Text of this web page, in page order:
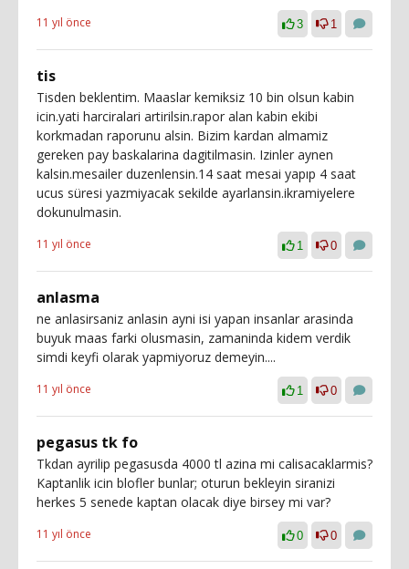
11 yıl önce 3 1
tis
Tisden beklentim. Maaslar kemiksiz 10 bin olsun kabin
icin.yati harciralari artirilsin.rapor alan kabin ekibi
korkmadan raporunu alsin. Bizim kardan almamiz
gereken pay baskalarina dagitilmasin. Izinler aynen
kalsin.mesailer duzenlensin.14 saat mesai yapıp 4 saat
ucus süresi yazmiyacak sekilde ayarlansin.ikramiyelere
dokunulmasin.
11 yıl önce 1 0
anlasma
ne anlasirsaniz anlasin ayni isi yapan insanlar arasinda
buyuk maas farki olusmasin, zamaninda kidem verdik
simdi keyfi olarak yapmiyoruz demeyin....
11 yıl önce 1 0
pegasus tk fo
Tkdan ayrilip pegasusda 4000 tl azina mi calisacaklarmis?
Kaptanlik icin blofler bunlar; oturun bekleyin siranizi
herkes 5 senede kaptan olacak diye birsey mi var?
11 yıl önce 0 0